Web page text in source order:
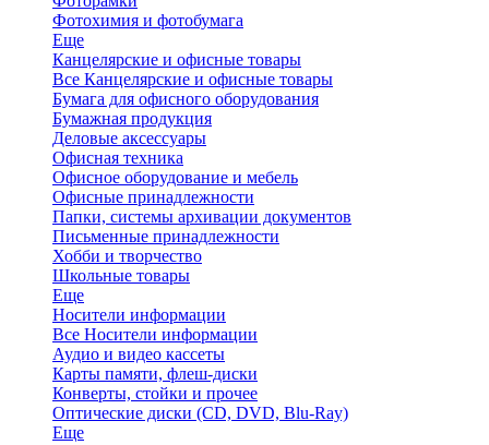
Фотохимия и фотобумага
Еще
Канцелярские и офисные товары
Все Канцелярские и офисные товары
Бумага для офисного оборудования
Бумажная продукция
Деловые аксессуары
Офисная техника
Офисное оборудование и мебель
Офисные принадлежности
Папки, системы архивации документов
Письменные принадлежности
Хобби и творчество
Школьные товары
Еще
Носители информации
Все Носители информации
Аудио и видео кассеты
Карты памяти, флеш-диски
Конверты, стойки и прочее
Оптические диски (CD, DVD, Blu-Ray)
Еще